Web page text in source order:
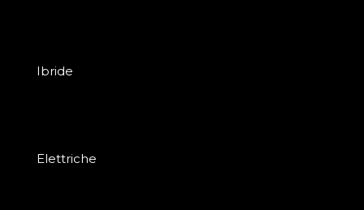
Ibride
Elettriche